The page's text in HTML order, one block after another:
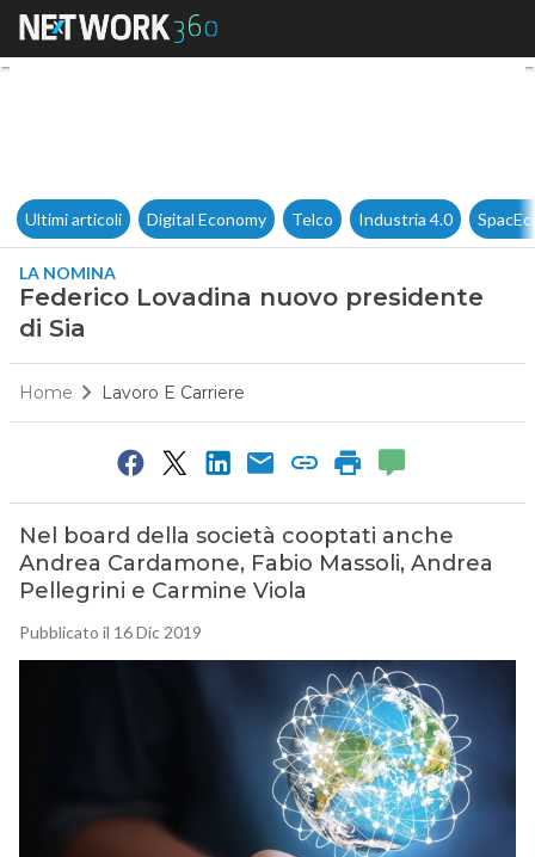
Federico Lovadina nuovo
Ultimi articoli Digital Economy Telco Industria 4.0
LA NOMINA
Federico Lovadina nuovo presidente
di Sia
Home Lavoro E Carriere
Nel board della società cooptati anche
Andrea Cardamone, Fabio Massoli, Andrea
Pellegrini e Carmine Viola
Pubblicato il 16 Dic 2019